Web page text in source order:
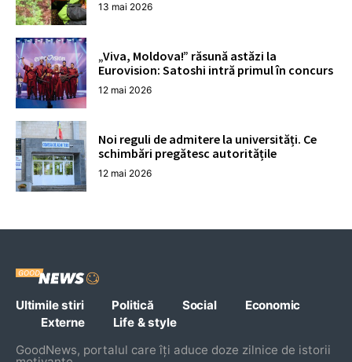
13 mai 2026
„Viva, Moldova!” răsună astăzi la
Eurovision: Satoshi intră primul în concurs
12 mai 2026
Noi reguli de admitere la universități. Ce
schimbări pregătesc autoritățile
12 mai 2026
Ultimile stiri Politică Social
Economic
Externe
Life & style
GoodNews, portalul care îți aduce doze zilnice de istorii